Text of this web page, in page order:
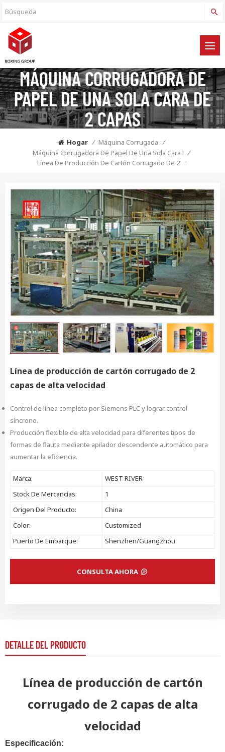
MÁQUINA CORRUGADORA DE
PAPEL DE UNA SOLA CARA DE
2 CAPAS
Hogar / Máquina Corrugada /
Máquina Corrugadora De Papel De Una Sola Cara De 2 Capas
/
Línea De Producción De Cartón Corrugado De 2 Capas De Alta Velocidad
Línea de producción de cartón corrugado de 2
capas de alta velocidad
Control de línea completo por Siemens PLC y lograr control
síncrono.
Producción flexible de alta velocidad para diferentes tipos de
formas de flauta mediante apilador descendente automático para
aumentar la eficiencia.
Marca:
WEST RIVER
Stock De Mercancías:
1
Origen Del Producto:
China
Color:
Customized
Puerto De Embarque:
Shenzhen/Guangzhou
CONSULTA AHORA
DETALLE DEL PRODUCTO
Línea de producción de cartón
corrugado de 2 capas de alta
velocidad
Especificación: